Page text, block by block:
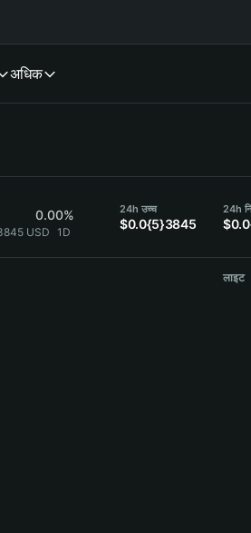
अधिक
0.00%
USD 1D
24h उच्च
$0.0{5}3845
24h
लाइट